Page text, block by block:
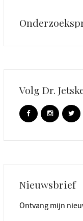
Volg Dr.
Nieuwsbrief
Ontvang mijn